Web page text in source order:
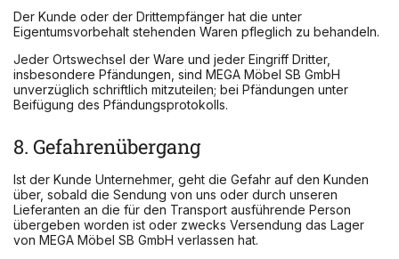
Der Kunde oder der Drittempfänger hat die unter
Eigentumsvorbehalt stehenden Waren pfleglich zu behandeln.
Jeder Ortswechsel der Ware und jeder Eingriff Dritter,
insbesondere Pfändungen, sind MEGA Möbel SB GmbH
unverzüglich schriftlich mitzuteilen; bei Pfändungen unter
Beifügung des Pfändungsprotokolls.
8. Gefahrenübergang
Ist der Kunde Unternehmer, geht die Gefahr auf den Kunden
über, sobald die Sendung von uns oder durch unseren
Lieferanten an die für den Transport ausführende Person
übergeben worden ist oder zwecks Versendung das Lager
von MEGA Möbel SB GmbH verlassen hat.